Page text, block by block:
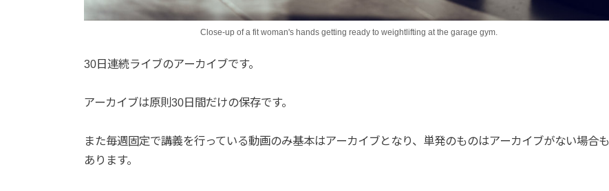
Close-up of a fit woman's hands getting ready to weightlifting at the garage gym.
30日連続ライブのアーカイブです。
アーカイブは原則30日間だけの保存です。
また毎週固定で講義を行っている動画のみ基本はアーカイブとなり、単発のものはアーカイブがない場合も
あります。